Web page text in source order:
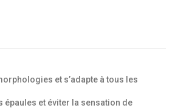
et s’adapte à tous les
et éviter la sensation de